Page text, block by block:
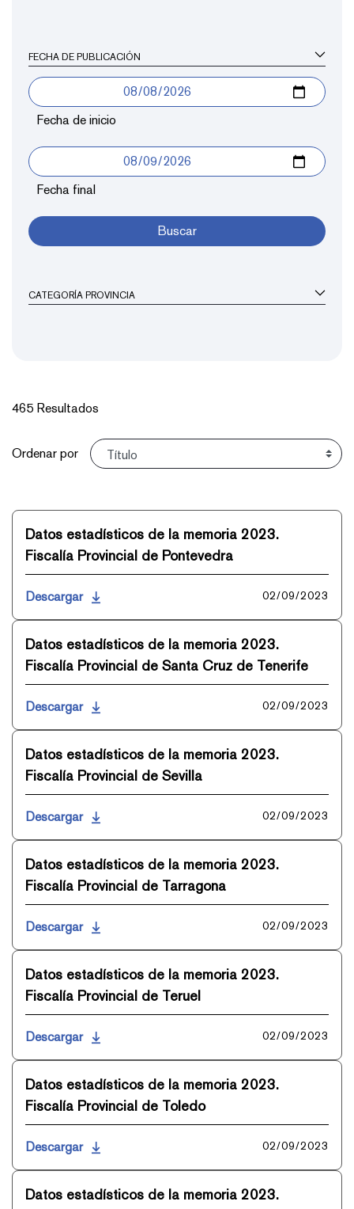
FECHA DE PUBLICACIÓN
Fecha de inicio
Fecha final
Buscar
CATEGORÍA PROVINCIA
465 Resultados
Ordenar
Ordenar por
Datos estadísticos de la memoria 2023.
Fiscalía Provincial de Pontevedra
Descargar 02/09/2023
Datos estadísticos de la memoria 2023.
Fiscalía Provincial de Santa Cruz de Tenerife
Descargar 02/09/2023
Datos estadísticos de la memoria 2023.
Fiscalía Provincial de Sevilla
Descargar 02/09/2023
Datos estadísticos de la memoria 2023.
Fiscalía Provincial de Tarragona
Descargar 02/09/2023
Datos estadísticos de la memoria 2023.
Fiscalía Provincial de Teruel
Descargar 02/09/2023
Datos estadísticos de la memoria 2023.
Fiscalía Provincial de Toledo
Descargar 02/09/2023
Datos estadísticos de la memoria 2023.